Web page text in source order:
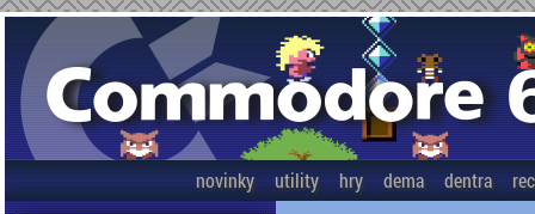
novinky utility hry dema dentra